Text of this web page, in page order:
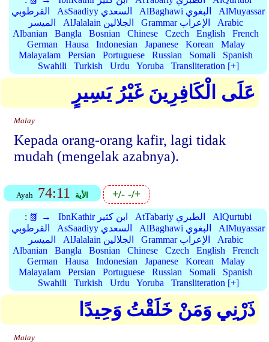
القرطوبي
AsSaadiyy السعدي AlBaghawi البغوي
AlMuyassar
الميسر
AlJalalain الجلالين Grammar الإعراب
Arabic
Albanian
Bangla Bosnian Chinese Czech English
French
German
Hausa Indonesian Japanese Korean
Malay
Malayalam
Persian Portuguese Russian Somali
Spanish
Swahili
Turkish Urdu Yoruba Transliteration [+]
عَلَى الْكَافِرِينَ غَيْرُ يَسِيرٍ
Malay
Kepada orang-orang kafir, lagi tidak
mudah (mengelak azabnya).
Ayah 74:11 الأية +/--/+
: 📗 → IbnKathir ابن كثير AtTabariy الطبري
AlQurtubi
القرطوبي
AsSaadiyy السعدي AlBaghawi البغوي
AlMuyassar
الميسر
AlJalalain الجلالين Grammar الإعراب
Arabic
Albanian
Bangla Bosnian Chinese Czech English
French
German
Hausa Indonesian Japanese Korean
Malay
Malayalam
Persian Portuguese Russian Somali
Spanish
Swahili
Turkish Urdu Yoruba Transliteration [+]
ذَرْنِي وَمَنْ خَلَقْتُ وَحِيدًا
Malay